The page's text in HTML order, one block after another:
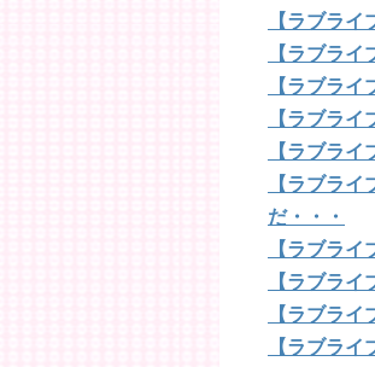
【ラブラ
【ラブラ
【ラブラ
【ラブラ
【ラブラ
【ラブラ
だ・・・
【ラブラ
【ラブラ
【ラブラ
【ラブラ